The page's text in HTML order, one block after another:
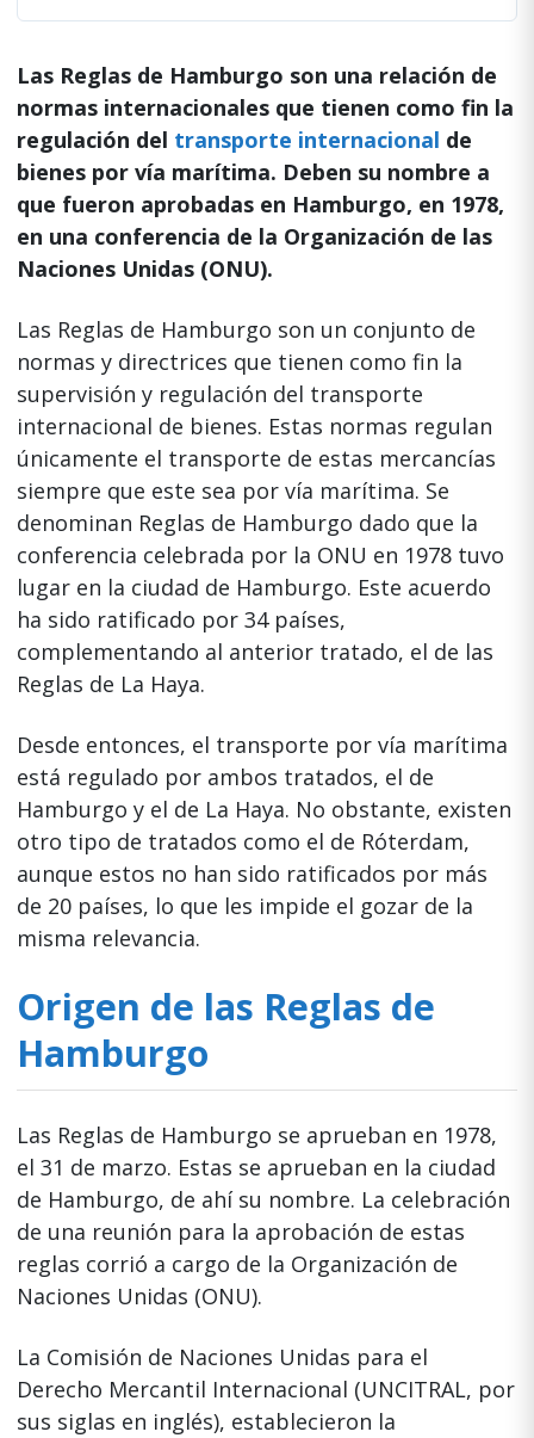
Las Reglas de Hamburgo son una relación de
normas internacionales que tienen como fin la
regulación del transporte internacional de
bienes por vía marítima. Deben su nombre a
que fueron aprobadas en Hamburgo, en 1978,
en una conferencia de la Organización de las
Naciones Unidas (ONU).
Las Reglas de Hamburgo son un conjunto de
normas y directrices que tienen como fin la
supervisión y regulación del transporte
internacional de bienes. Estas normas regulan
únicamente el transporte de estas mercancías
siempre que este sea por vía marítima. Se
denominan Reglas de Hamburgo dado que la
conferencia celebrada por la ONU en 1978 tuvo
lugar en la ciudad de Hamburgo. Este acuerdo
ha sido ratificado por 34 países,
complementando al anterior tratado, el de las
Reglas de La Haya.
Desde entonces, el transporte por vía marítima
está regulado por ambos tratados, el de
Hamburgo y el de La Haya. No obstante, existen
otro tipo de tratados como el de Róterdam,
aunque estos no han sido ratificados por más
de 20 países, lo que les impide el gozar de la
misma relevancia.
Origen de las Reglas de
Hamburgo
Las Reglas de Hamburgo se aprueban en 1978,
el 31 de marzo. Estas se aprueban en la ciudad
de Hamburgo, de ahí su nombre. La celebración
de una reunión para la aprobación de estas
reglas corrió a cargo de la Organización de
Naciones Unidas (ONU).
La Comisión de Naciones Unidas para el
Derecho Mercantil Internacional (UNCITRAL, por
sus siglas en inglés), establecieron la